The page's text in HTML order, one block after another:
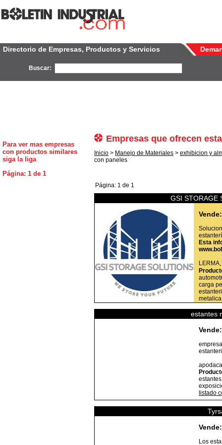
Directorio de Empresas, Productos y Servicios
Buscar:
Para ver mas empresas
con productos similares
siga la liga
Página: 1 de 1
Empresas que ofrecen
Inicio > Manejo de Materiales > exhibicion y
con paneles
Página: 1 de 1
GSI STORAGE
Vende:
Esta
LERMA,
carga
estantes
Vende:
listado
Vende:
Los